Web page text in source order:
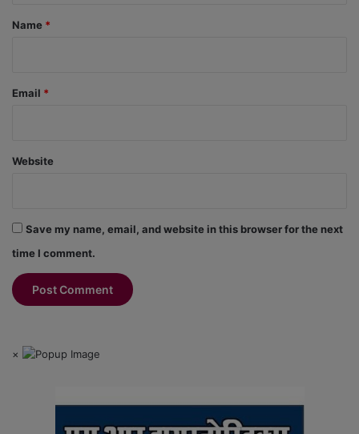
*
Name *
Email *
Website
Save my name, email, and website in this browser for the next
time I comment.
×